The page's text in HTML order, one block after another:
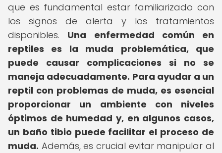
que es fundamental estar familiarizado con
los signos de alerta y los tratamientos
disponibles. Una enfermedad común en
reptiles es la muda problemática, que
puede causar complicaciones si no se
maneja adecuadamente. Para ayudar a un
reptil con problemas de muda, es esencial
proporcionar un ambiente con niveles
óptimos de humedad y, en algunos casos,
un baño tibio puede facilitar el proceso de
muda. Además, es crucial evitar manipular al